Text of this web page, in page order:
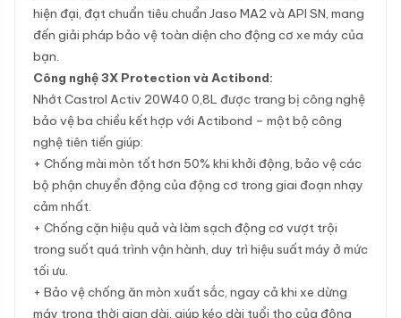
hiện đại, đạt chuẩn tiêu chuẩn Jaso MA2 và API SN, mang
đến giải pháp bảo vệ toàn diện cho động cơ xe máy của
bạn.
Công nghệ 3X Protection và Actibond:
Nhớt Castrol Activ 20W40 0,8L được trang bị công nghệ
bảo vệ ba chiều kết hợp với Actibond – một bộ công
nghệ tiên tiến giúp:
+ Chống mài mòn tốt hơn 50% khi khởi động, bảo vệ các
bộ phận chuyển động của động cơ trong giai đoạn nhạy
cảm nhất.
+ Chống cặn hiệu quả và làm sạch động cơ vượt trội
trong suốt quá trình vận hành, duy trì hiệu suất máy ở mức
tối ưu.
+ Bảo vệ chống ăn mòn xuất sắc, ngay cả khi xe dừng
máy trong thời gian dài, giúp kéo dài tuổi thọ của động